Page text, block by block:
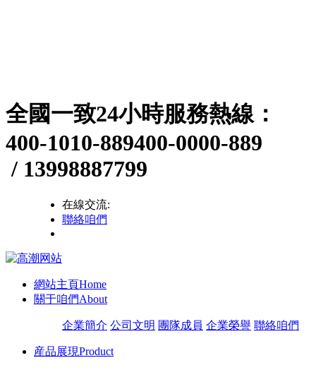
全國一致24小時服務熱線：
400-1010-889400-0000-889
/ 13998887799
在線交流:
聯絡咱們
網站主頁Home
關于咱們About
企業簡介 公司文明 團隊成員 企業榮譽 聯絡咱們
産品展現Product